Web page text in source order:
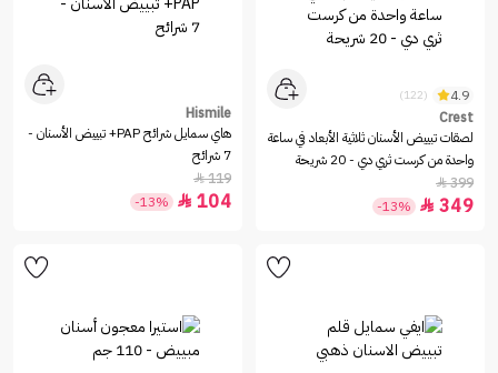
4.9
(122)
Crest
لصقات تبييض الأسنان ثلاثية الأبعاد في ساعة
واحدة من كرست ثري دي - 20 شريحة
399

349

-13%
Hismile
هاي سمايل شرائح PAP+ تبييض الأسنان -
7 شرائح
119

104

-13%